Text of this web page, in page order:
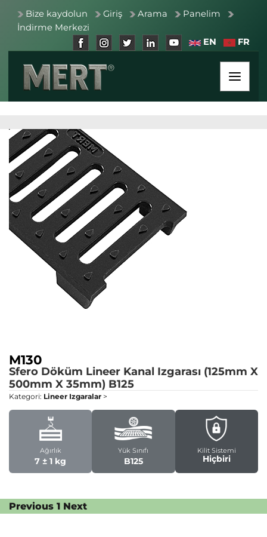
Bize kaydolun Giriş Arama
Panelim
İndirme Merkezi
EN
FR
M130
Sfero Döküm Lineer Kanal Izgarası (125mm X
500mm X 35mm) B125
Kategori: Lineer Izgaralar >
Ağırlık
7 ± 1 kg
Yük Sınıfı
B125
Kilit Sistemi
Hiçbiri
Previous 1 Next